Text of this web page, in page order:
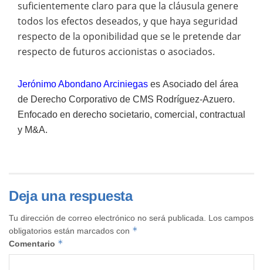
suficientemente claro para que la cláusula genere
todos los efectos deseados, y que haya seguridad
respecto de la oponibilidad que se le pretende dar
respecto de futuros accionistas o asociados.
Jerónimo Abondano Arciniegas es Asociado del área
de Derecho Corporativo de CMS Rodríguez-Azuero.
Enfocado en derecho societario, comercial, contractual
y M&A.
Deja una respuesta
Tu dirección de correo electrónico no será publicada.
Los campos
obligatorios están marcados con *
Comentario *